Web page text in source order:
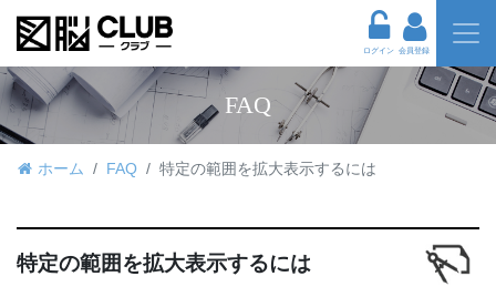
ログイン 会員登録
FAQ
ホーム FAQ 特定の範囲を拡大表示するには
特定の範囲を拡大表示するには